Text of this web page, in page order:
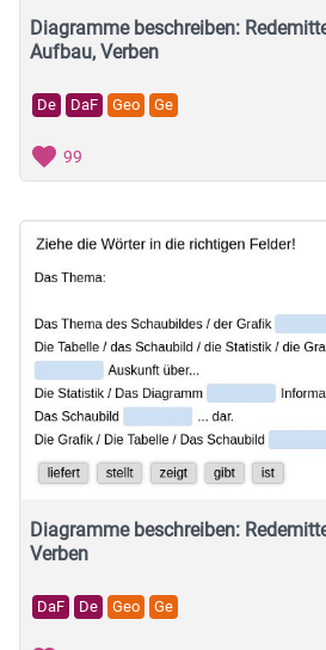
Diagramme beschreiben:
Aufbau, Verben
De DaF Geo Ge
99
Diagramme beschreiben:
Verben
DaF De Geo Ge